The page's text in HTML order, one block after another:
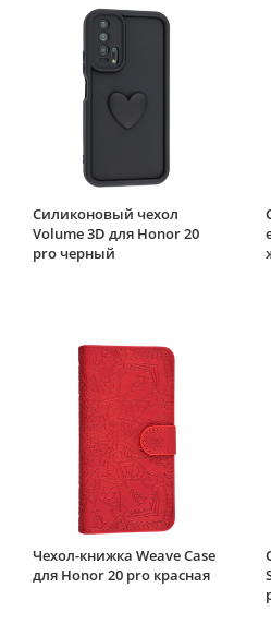
Силиконовый чехол
Volume 3D для Honor 20
pro черный
Чехол-книжка Weave Case
для Honor 20 pro красная